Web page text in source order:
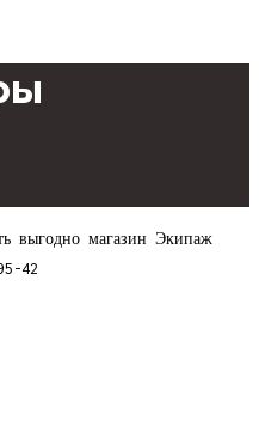
выгодно магазин Экипаж
42